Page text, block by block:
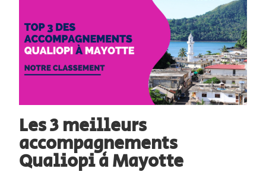
Les 3 meilleurs
accompagnements
Qualiopi à Mayotte